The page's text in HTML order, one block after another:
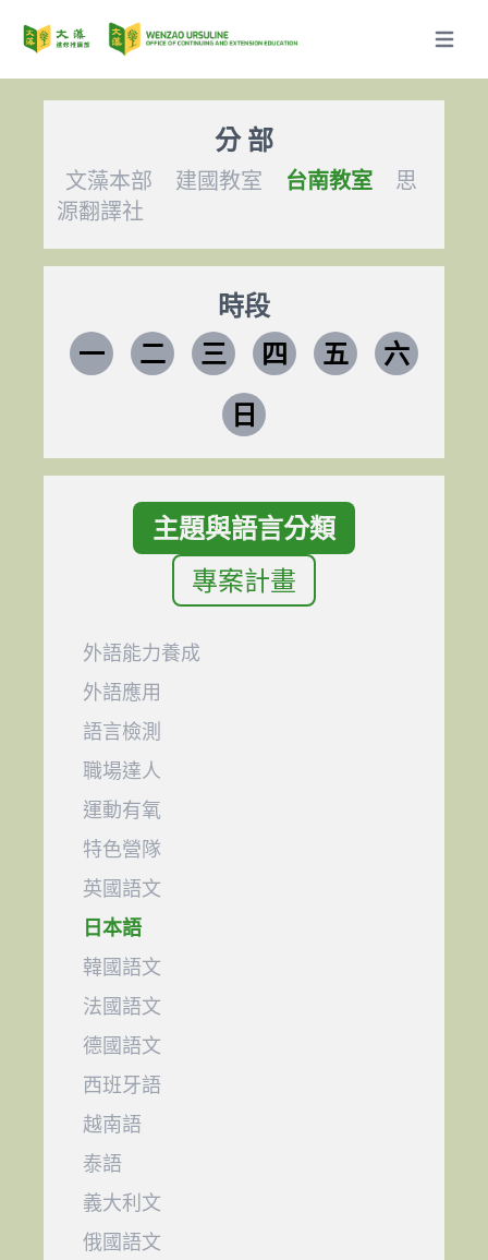
Open
分 部
文藻本部 建國教室 台南教室
思
源翻譯社
時段
一
二 三 四 五
六
日
主題與語言分類
專案計畫
外語能力養成
外語應用
語言檢測
職場達人
運動有氧
特色營隊
英國語文
日本語
韓國語文
法國語文
德國語文
西班牙語
越南語
泰語
義大利文
俄國語文